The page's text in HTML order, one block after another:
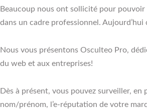
Beaucoup nous ont sollicité pour
dans un cadre professionnel. Aujourd’hui
Nous vous présentons Osculteo Pro,
du web et aux entreprises!
Dès à présent, vous pouvez surveiller, en
nom/prénom, l’e-réputation de votre